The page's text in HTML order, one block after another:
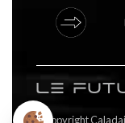
Le
Copyright